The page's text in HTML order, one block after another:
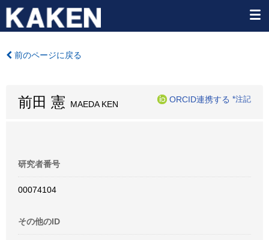
前のページに戻る
前田 憲 MAEDA KEN
ORCID連携する *注記
研究者番号
00074104
その他のID